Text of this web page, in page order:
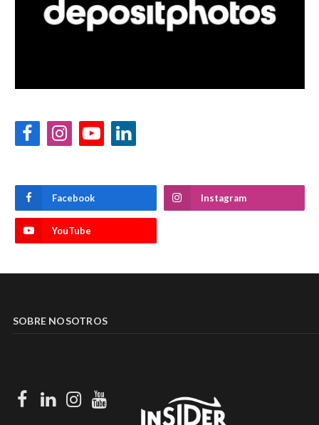
FacebookInstagramYouTubeLinkedIn
Facebook Instagram
YouTube
SOBRE NOSOTROS
Facebook
LinkedIn
Instagram
Youtube